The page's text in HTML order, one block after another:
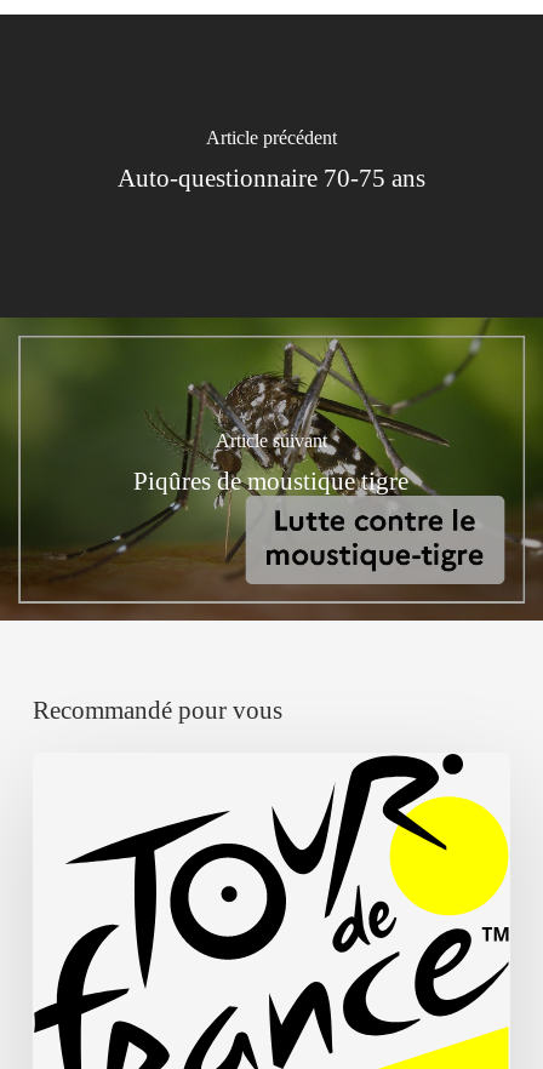
Article précédent
Auto-questionnaire 70-75 ans
Article suivant
Piqûres de moustique tigre
Recommandé pour vous